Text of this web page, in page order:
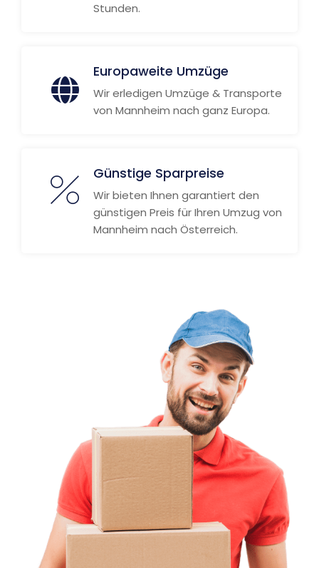
Stunden.
Europaweite Umzüge
Wir erledigen Umzüge & Transporte
von Mannheim nach ganz Europa.
Günstige Sparpreise
Wir bieten Ihnen garantiert den
günstigen Preis für Ihren Umzug von
Mannheim nach Österreich.